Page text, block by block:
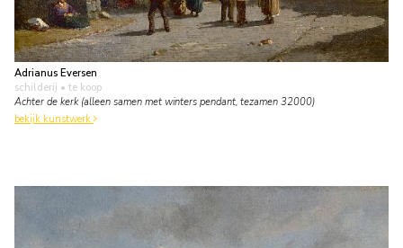
Adrianus Eversen
schilderij • te koop
Achter de kerk (alleen samen met winters pendant, tezamen 32000)
bekijk kunstwerk